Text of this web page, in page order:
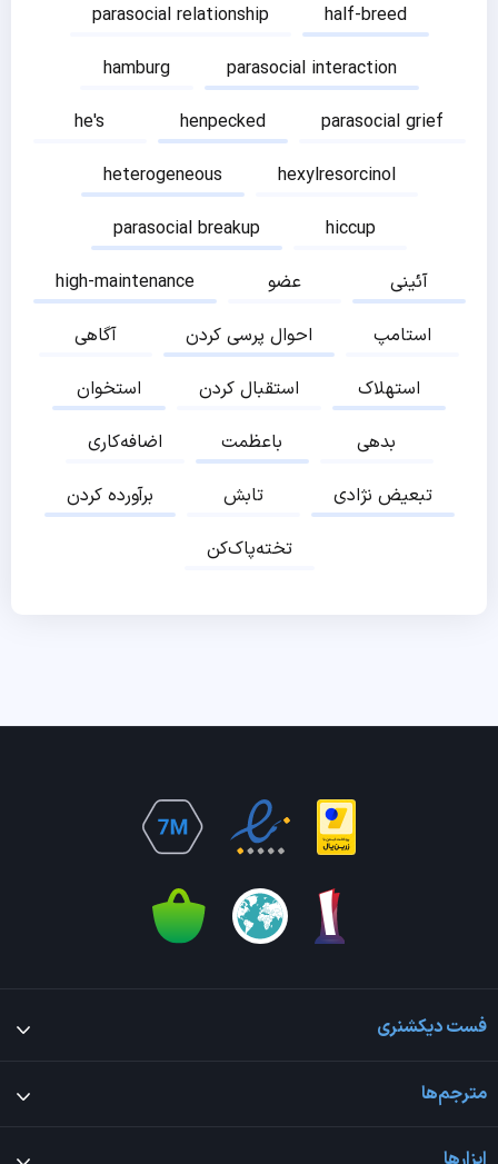
parasocial relationship
half-breed
hamburg
parasocial interaction
he's
henpecked
parasocial grief
heterogeneous
hexylresorcinol
parasocial breakup
hiccup
high-maintenance
عضو
آئینی
آگاهی
احوال پرسی کردن
استامپ
استخوان
استقبال کردن
استهلاک
اضافه‌کاری
باعظمت
بدهی
برآورده کردن
تابش
تبعیض نژادی
تخته‌پاک‌کن
فست دیکشنری
مترجم‌ها